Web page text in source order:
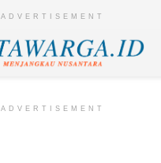
ADVERTISEMENT
ADVERTISEMENT